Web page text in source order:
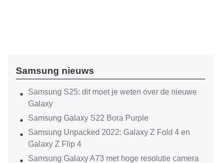
Samsung nieuws
Samsung S25: dit moet je weten over de nieuwe
Galaxy
Samsung Galaxy S22 Bora Purple
Samsung Unpacked 2022: Galaxy Z Fold 4 en
Galaxy Z Flip 4
Samsung Galaxy A73 met hoge resolutie camera